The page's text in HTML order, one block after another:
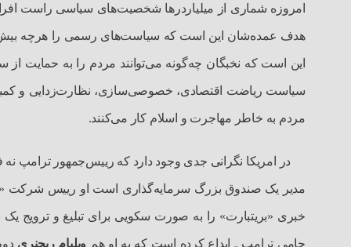
امروزه شماری از میلیاردرها شخصیت‌های سیاسی راست
هدف عمده‌شان این است که سیاست‌های رسمی ‌را هرچه
این است که نخبگان چه‌گونه می‌توانند مردم را به حمایت
سیاست ریاضت اقتصادی، خصوصی‌سازی، نظارت‌زدایی و
مردم به خاطر مهاجرت و اسلام کار می‌کنند.
در امریکا نگرانی جدی وجود دارد که رییس‌جمهور
مدیر یک صندوق بزرگ سرمایه‌گذاری است او رییس شرکت
خبری «بریتبارت» را به صورت سکویی برای تبلیغ و ترویج
حامی‌ ترامپ ـ ابداع کرده است که به او هم ویلیام ریجنری